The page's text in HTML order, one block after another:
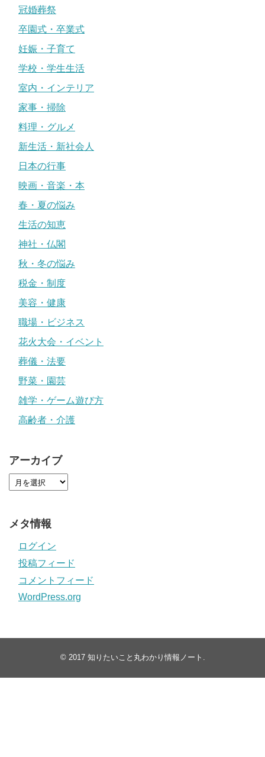
冠婚葬祭
卒園式・卒業式
妊娠・子育て
学校・学生生活
室内・インテリア
家事・掃除
料理・グルメ
新生活・新社会人
日本の行事
映画・音楽・本
春・夏の悩み
生活の知恵
神社・仏閣
秋・冬の悩み
税金・制度
美容・健康
職場・ビジネス
花火大会・イベント
葬儀・法要
野菜・園芸
雑学・ゲーム遊び方
高齢者・介護
アーカイブ
メタ情報
ログイン
投稿フィード
コメントフィード
WordPress.org
© 2017 知りたいこと丸わかり情報ノート